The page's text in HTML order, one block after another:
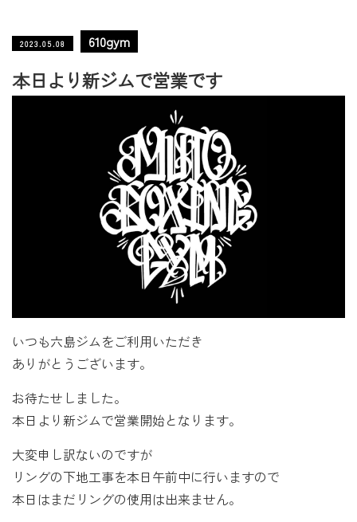
2023.05.08 610gym
本日より新ジムで営業です
いつも六島ジムをご利用いただき
ありがとうございます。
お待たせしました。
本日より新ジムで営業開始となります。
大変申し訳ないのですが
リングの下地工事を本日午前中に行いますので
本日はまだリングの使用は出来ません。